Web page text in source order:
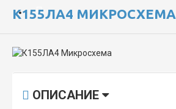
К155ЛА4 МИКРОСХЕМА
ОПИСАНИЕ